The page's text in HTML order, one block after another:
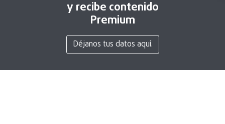
y recibe contenido
Premium
Déjanos tus datos aquí.